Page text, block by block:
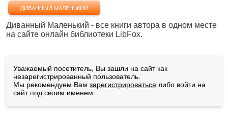
ДИВАННЫЙ МАЛЕНЬКИЙ
Диванный Маленький - все книги автора в одном месте
на сайте онлайн библиотеки LibFox.
Уважаемый посетитель, Вы зашли на сайт как
незарегистрированный пользователь.
Мы рекомендуем Вам зарегистрироваться либо войти на
сайт под своим именем.